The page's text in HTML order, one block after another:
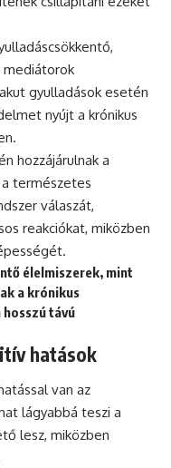
mediátorok
gyulladások esetén
nyújt a krónikus
hozzájárulnak a
természetes
válaszát,
reakciókat, miközben
élelmiszerek, mint
a krónikus
távú
hatások
van az
lágyabbá teszi a
lesz, miközben